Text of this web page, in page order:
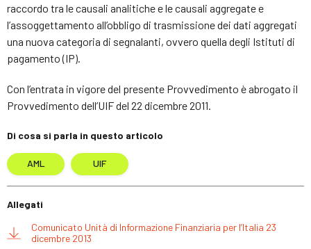
raccordo tra le causali analitiche e le causali aggregate e
l’assoggettamento all’obbligo di trasmissione dei dati aggregati
una nuova categoria di segnalanti, ovvero quella degli Istituti di
pagamento (IP).
Con l’entrata in vigore del presente Provvedimento è abrogato il
Provvedimento dell’UIF del 22 dicembre 2011.
Di cosa si parla in questo articolo
AML UIF
Allegati
Comunicato Unità di Informazione Finanziaria per l’Italia 23
dicembre 2013